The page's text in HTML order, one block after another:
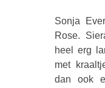
Sonja
Rose.
heel erg
met
dan ook